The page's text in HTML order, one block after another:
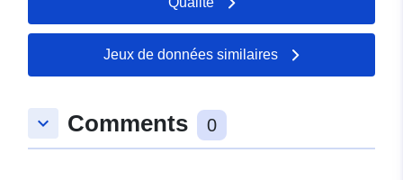
February 2026
Mise à jour sur data.europa.eu:
04 August 2026
48.8665343 ], [ 9.178977,
48.8665343 ], [ 9.178977,
Jeux de données similaires
keyboard_arrow_down Comments 0